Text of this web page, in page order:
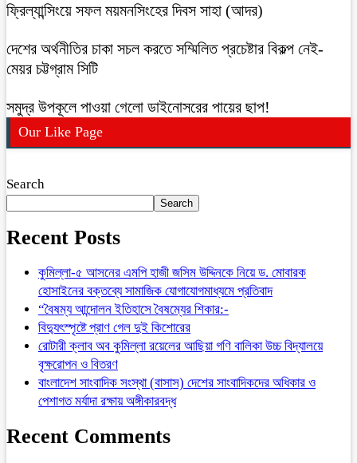
ফ্রিল্যান্সিংয়ে সফল ময়মনসিংহের দিবস সাহা (আদর)
দেশের অর্থনীতির চাকা সচল করতে সম্মিলিত প্রচেষ্টার বিকল্প নেই-
মেয়র চট্টগ্রাম সিটি
সমুদ্র উপকূলে পাওয়া গেলো ডাইনোসরের পায়ের ছাপ!
Our Like Page
Search
Search
Recent Posts
কুমিল্লা-৫ আসনের এমপি হাজী জসিম উদ্দিনকে নিয়ে ড. মোবারক
হোসাইনের বক্তব্যে সামাজিক যোগাযোগমাধ্যমে প্রতিবাদ
“বৈষম্য আন্দোলন ইতিহাসে বৈষম্যের শিকার:-
বিদ্যুৎস্পৃষ্টে প্রাণ গেল দুই কিশোরের
রোটারী ক্লাব অব কুমিল্লা রয়েলের আছিয়া গণি বালিকা উচ্চ বিদ্যালয়ে
বৃক্ষরোপন ও বিতরণ
বাংলাদেশ সাংবাদিক সংস্থা (বাসাস) দেশের সাংবাদিকদের অধিকার ও
পেশাগত মর্যাদা রক্ষায় অঙ্গীকারবদ্ধ
Recent Comments